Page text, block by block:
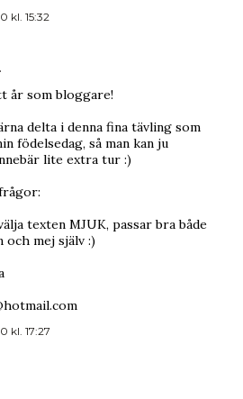
kl. 15:32
år som bloggare!
delta i denna fina tävling som
födelsedag, så man kan ju
lite extra tur :)
texten MJUK, passar bra både
och mej själv :)
kl. 17:27